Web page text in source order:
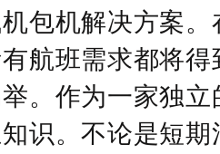
包机解决方案
航班需求都将
。作为一家独
识。不论是短